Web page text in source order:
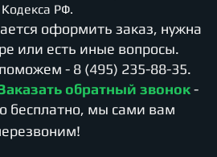
Кодекса РФ.
оформить заказ, нужна
или есть иные вопросы.
поможем - 8 (495) 235-88-35.
обратный звонок -
бесплатно, мы сами вам